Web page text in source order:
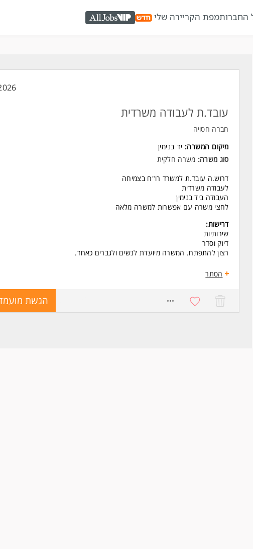
החברותמפת הקריירה שלי AllJobs VIP
עובד.ת לעבודה משרדית
חברה חסויה
מיקום המשרה: יד בנימין
סוג משרה: משרה חלקית
דרוש.ה עובד.ת למשרד רו"ח בצמיחה
לעבודה משרדית
העבודה ביד בנימין
לחצי משרה עם אפשרות למשרה מלאה
דרישות:
שירותיות
דיוק וסדר
רצון להתפתח. המשרה מיועדת לנשים ולגברים כאחד.
הסתר
הגשת